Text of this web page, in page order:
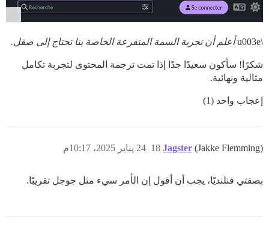
\u003e أعلم أن تجربة السمة المتفرعة الخاصة بنا تحتاج إلى صقل.
شكرًا! سأكون سعيدًا جدًا إذا تمت ترجمة المحتوى لتجربة تكامل
مثالية ونهائية.
إعجاب واحد (1)
Jagster (Jakke Flemming) 24 يناير 2025، 10:17م 18
بصفتي فنلنديًا، يجب أن أقول إن الأمر سيء مثل جوجل تقريبًا.